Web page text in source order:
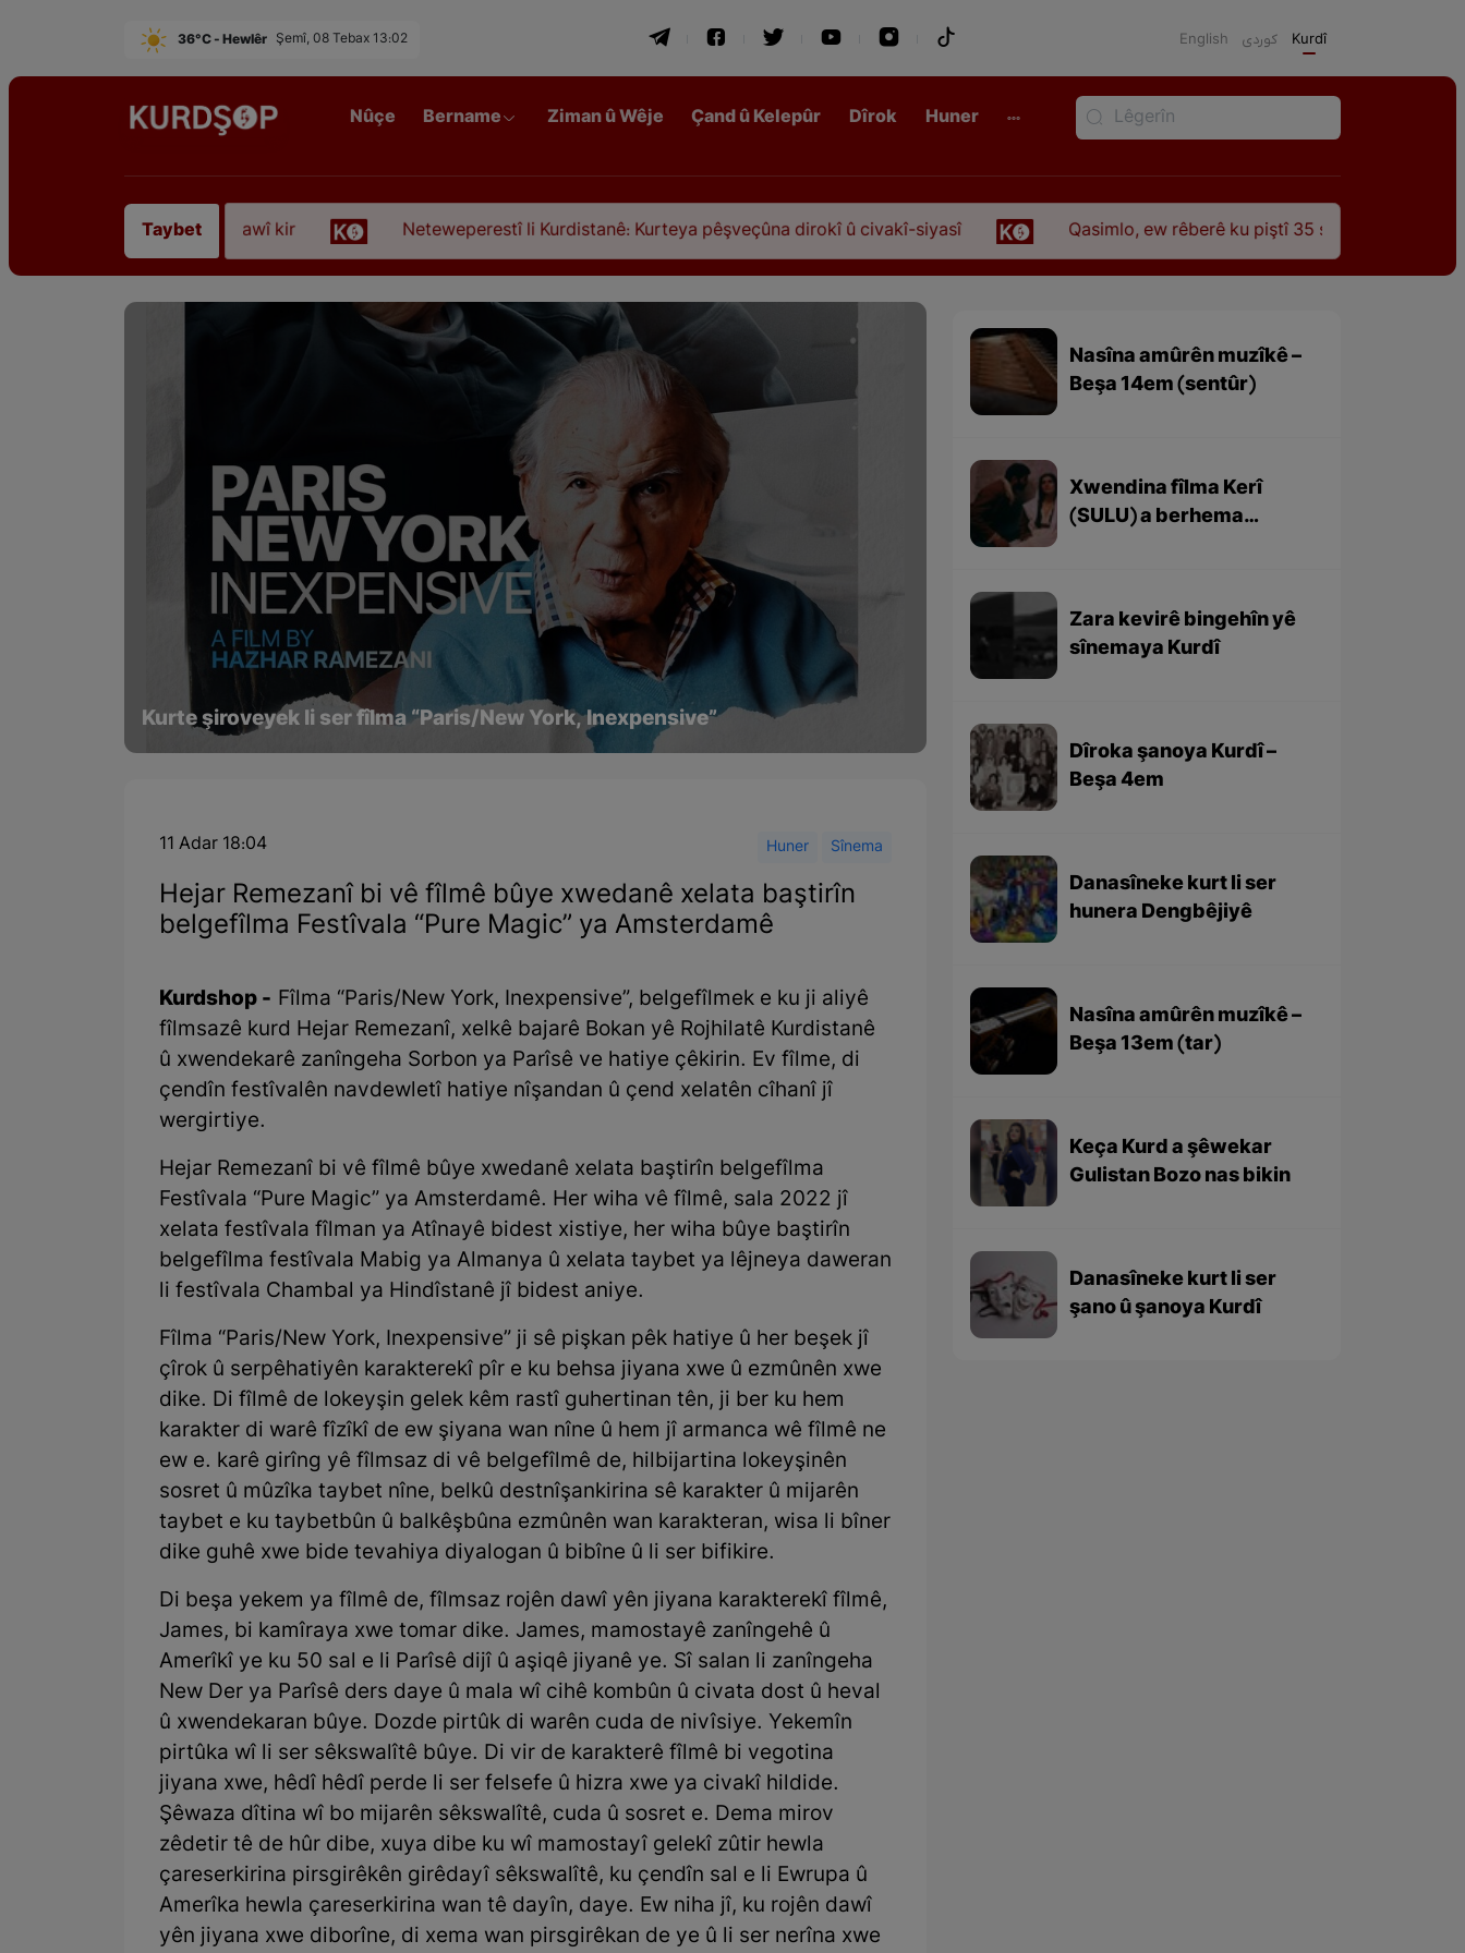
36°C - Hewlêr Şemî, 08 Tebax 13:02 English كوردی Kurdî
Nûçe Bername Ziman û Wêje Çand û Kelepûr Dîrok Huner
Taybet
Sofyanî” koça dawî kir Neteweperestî li Kurdistanê: Kurteya pêşveçûna dirokî û civakî-siyasî Qasimlo, ew rêberê ku piştî 35 sal ji şehîdbûna wî hê jî
Kurte şiroveyek li ser fîlma “Paris/New York, Inexpensive”
11 Adar 18:04 Huner Sînema
Hejar Remezanî bi vê fîlmê bûye xwedanê xelata baştirîn
belgefîlma Festîvala “Pure Magic” ya Amsterdamê
Kurdshop - Fîlma “Paris/New York, Inexpensive”, belgefîlmek e ku ji aliyê
fîlmsazê kurd Hejar Remezanî, xelkê bajarê Bokan yê Rojhilatê Kurdistanê
û xwendekarê zanîngeha Sorbon ya Parîsê ve hatiye çêkirin. Ev fîlme, di
çendîn festîvalên navdewletî hatiye nîşandan û çend xelatên cîhanî jî
wergirtiye.
Hejar Remezanî bi vê fîlmê bûye xwedanê xelata baştirîn belgefîlma
Festîvala “Pure Magic” ya Amsterdamê. Her wiha vê fîlmê, sala 2022 jî
xelata festîvala fîlman ya Atînayê bidest xistiye, her wiha bûye baştirîn
belgefîlma festîvala Mabig ya Almanya û xelata taybet ya lêjneya daweran
li festîvala Chambal ya Hindîstanê jî bidest aniye.
Fîlma “Paris/New York, Inexpensive” ji sê pişkan pêk hatiye û her beşek jî
çîrok û serpêhatiyên karakterekî pîr e ku behsa jiyana xwe û ezmûnên xwe
dike. Di fîlmê de lokeyşin gelek kêm rastî guhertinan tên, ji ber ku hem
karakter di warê fîzîkî de ew şiyana wan nîne û hem jî armanca wê fîlmê ne
ew e. karê girîng yê fîlmsaz di vê belgefîlmê de, hilbijartina lokeyşinên
sosret û mûzîka taybet nîne, belkû destnîşankirina sê karakter û mijarên
taybet e ku taybetbûn û balkêşbûna ezmûnên wan karakteran, wisa li bîner
dike guhê xwe bide tevahiya diyalogan û bibîne û li ser bifikire.
Di beşa yekem ya fîlmê de, fîlmsaz rojên dawî yên jiyana karakterekî fîlmê,
James, bi kamîraya xwe tomar dike. James, mamostayê zanîngehê û
Amerîkî ye ku 50 sal e li Parîsê dijî û aşiqê jiyanê ye. Sî salan li zanîngeha
New Der ya Parîsê ders daye û mala wî cihê kombûn û civata dost û heval
û xwendekaran bûye. Dozde pirtûk di warên cuda de nivîsiye. Yekemîn
pirtûka wî li ser sêkswalîtê bûye. Di vir de karakterê fîlmê bi vegotina
jiyana xwe, hêdî hêdî perde li ser felsefe û hizra xwe ya civakî hildide.
Şêwaza dîtina wî bo mijarên sêkswalîtê, cuda û sosret e. Dema mirov
zêdetir tê de hûr dibe, xuya dibe ku wî mamostayî gelekî zûtir hewla
çareserkirina pirsgirêkên girêdayî sêkswalîtê, ku çendîn sal e li Ewrupa û
Amerîka hewla çareserkirina wan tê dayîn, daye. Ew niha jî, ku rojên dawî
yên jiyana xwe diborîne, di xema wan pirsgirêkan de ye û li ser nerîna xwe
Nasîna amûrên muzîkê –
Beşa 14em (sentûr)
Xwendina fîlma Kerî
(SULU) a berhema
Zara kevirê bingehîn yê
sînemaya Kurdî
Dîroka şanoya Kurdî –
Beşa 4em
Danasîneke kurt li ser
hunera Dengbêjiyê
Nasîna amûrên muzîkê –
Beşa 13em (tar)
Keça Kurd a şêwekar
Gulistan Bozo nas bikin
Danasîneke kurt li ser
şano û şanoya Kurdî